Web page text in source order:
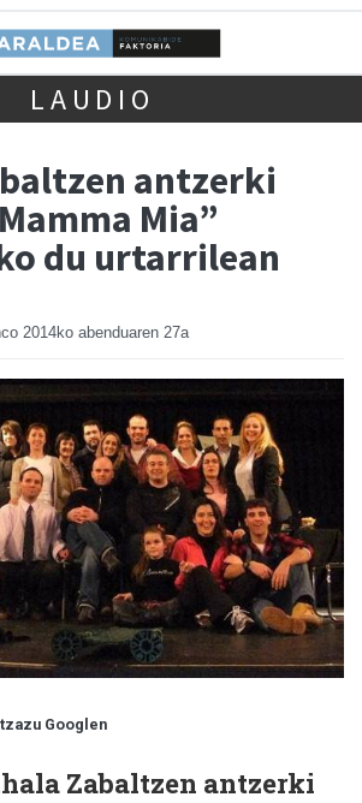
LAUDIO
antzerki
Mia”
du urtarrilean
2014ko abenduaren 27a
Googlen
Zabaltzen antzerki